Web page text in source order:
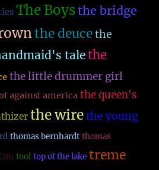
The Boysthe bridge
the deuce the
talethe
the little drummer girl
against america the queen's
the wire the young
thomas bernhardt thomas
tm tool top of the lake treme